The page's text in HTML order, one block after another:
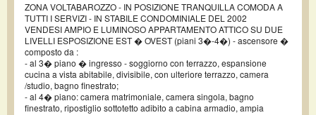
ZONA VOLTABAROZZO - IN POSIZIONE TRANQUILLA COMODA A
TUTTI I SERVIZI - IN STABILE CONDOMINIALE DEL 2002
VENDESI AMPIO E LUMINOSO APPARTAMENTO ATTICO SU DUE
LIVELLI ESPOSIZIONE EST � OVEST (piani 3�-4�) - ascensore �
composto da :
- al 3� piano � ingresso - soggiorno con terrazzo, espansione
cucina a vista abitabile, divisibile, con ulteriore terrazzo, camera
/studio, bagno finestrato;
- al 4� piano: camera matrimoniale, camera singola, bagno
finestrato, ripostiglio sottotetto adibito a cabina armadio, ampia